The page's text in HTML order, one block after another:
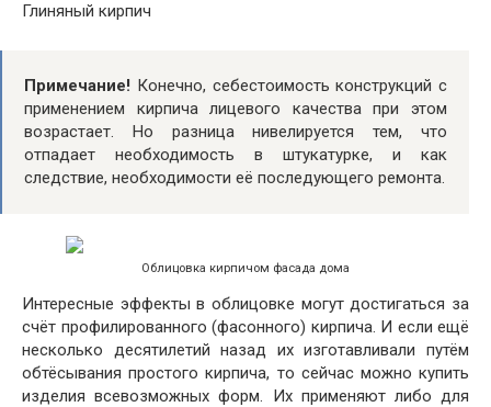
Глиняный кирпич
Примечание! Конечно, себестоимость конструкций с
применением кирпича лицевого качества при этом
возрастает. Но разница нивелируется тем, что
отпадает необходимость в штукатурке, и как
следствие, необходимости её последующего ремонта.
Облицовка кирпичом фасада дома
Интересные эффекты в облицовке могут достигаться за
счёт профилированного (фасонного) кирпича. И если ещё
несколько десятилетий назад их изготавливали путём
обтёсывания простого кирпича, то сейчас можно купить
изделия всевозможных форм. Их применяют либо для